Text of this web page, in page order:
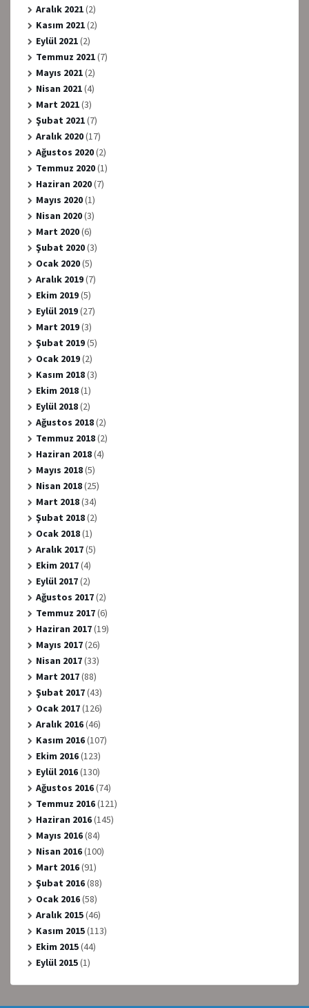
Aralık 2021(2)
Kasım 2021(2)
Eylül 2021(2)
Temmuz 2021(7)
Mayıs 2021(2)
Nisan 2021(4)
Mart 2021(3)
Şubat 2021(7)
Aralık 2020(17)
Ağustos 2020(2)
Temmuz 2020(1)
Haziran 2020(7)
Mayıs 2020(1)
Nisan 2020(3)
Mart 2020(6)
Şubat 2020(3)
Ocak 2020(5)
Aralık 2019(7)
Ekim 2019(5)
Eylül 2019(27)
Mart 2019(3)
Şubat 2019(5)
Ocak 2019(2)
Kasım 2018(3)
Ekim 2018(1)
Eylül 2018(2)
Ağustos 2018(2)
Temmuz 2018(2)
Haziran 2018(4)
Mayıs 2018(5)
Nisan 2018(25)
Mart 2018(34)
Şubat 2018(2)
Ocak 2018(1)
Aralık 2017(5)
Ekim 2017(4)
Eylül 2017(2)
Ağustos 2017(2)
Temmuz 2017(6)
Haziran 2017(19)
Mayıs 2017(26)
Nisan 2017(33)
Mart 2017(88)
Şubat 2017(43)
Ocak 2017(126)
Aralık 2016(46)
Kasım 2016(107)
Ekim 2016(123)
Eylül 2016(130)
Ağustos 2016(74)
Temmuz 2016(121)
Haziran 2016(145)
Mayıs 2016(84)
Nisan 2016(100)
Mart 2016(91)
Şubat 2016(88)
Ocak 2016(58)
Aralık 2015(46)
Kasım 2015(113)
Ekim 2015(44)
Eylül 2015(1)